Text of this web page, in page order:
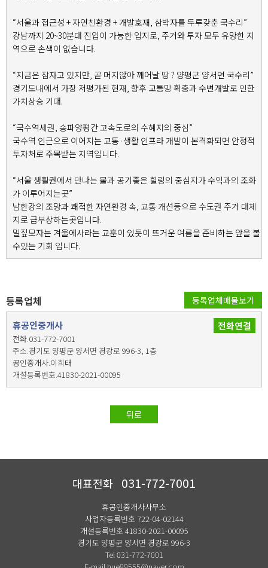
“서울과 접근성 + 자연친환경 + 개발호재, 삼박자를 두루갖춘 국수리”
강남까지 20~30분대 진입이 가능한 입지로, 주거와 투자 모두 유망한 지
역으로 손색이 없습니다.
“지금은 잠자고 있지만, 곧 머지않아 깨어날 땅 ? 양평군 양서면 국수리”
경기도내에서 가장 저평가된 현재, 향후 교통망 확충과 수변개발로 인한
가치상승 기대.
“국수역세권, 송파양평간 고속도로의 수혜지의 중심”
국수역 인근으로 이어지는 교통·생활 인프라 개발이 본격화되면 안정적
투자처로 주목받는 지역입니다.
“서울 생활권에서 만나는 물과 공기좋은 힐링의 중심지가 수익과의 조화
가 이루어지는곳”
남한강의 조망과 쾌적한 자연환경 속, 교통 개선등으로 수도권 주거 대체
지로 급부상하는곳입니다.
밀짚모자는 겨울에사라는 교훈이 있듯이 뜨거운 여름을 준비하는 앞을 볼
수있는 기회 입니다.
등록업체 등록업체매물보기
휴공인중개사 전화연결
전화.031-772-7001
주소.경기도 양평군 양서면 경강로 996-3, 1층
공인중개사.이희태
개설등록번호.41830-2021-00095
뒤로
대표전화 031-772-7001
휴공인중개사사무소
사업자등록번호 722-04-02144
개설등록번호 41830-2021-00095
경기도 양평군 양서면 경강로 996-3
Tel 031-772-7001